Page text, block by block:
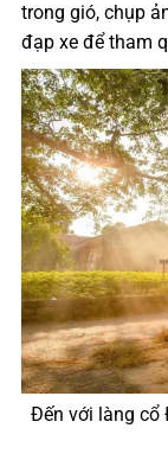
trong gió, chụp
đạp xe để tham
Đến với làng cổ